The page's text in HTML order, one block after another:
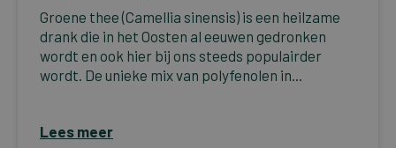
Groene thee (Camellia sinensis) is een heilzame
drank die in het Oosten al eeuwen gedronken
wordt en ook hier bij ons steeds populairder
wordt. De unieke mix van polyfenolen in...
Lees meer